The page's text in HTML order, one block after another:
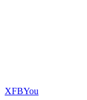
ХFBYou